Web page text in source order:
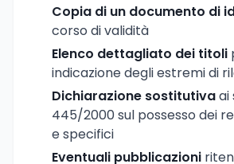
Copia di un documento di
corso di validità
Elenco dettagliato dei titoli
indicazione degli estremi di
Dichiarazione sostitutivaai
445/2000 sul possesso dei
e specifici
Eventuali pubblicazioni